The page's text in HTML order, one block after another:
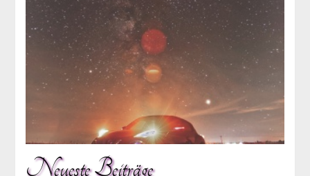
Neueste Beiträge